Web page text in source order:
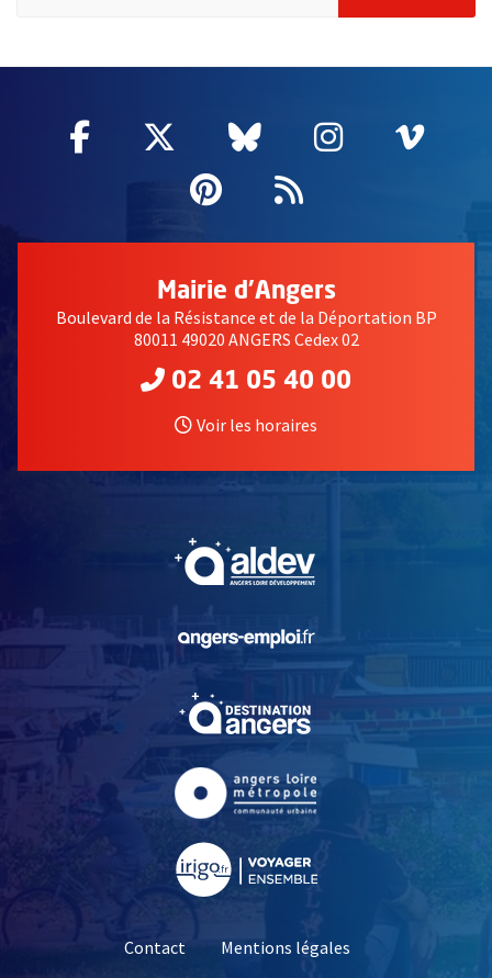
Facebook
, Ouvre une nouvelle fenêtre
Twitter
, Ouvre une nouvelle
Bluesky
, Ouvre une
Instagram
, Ouvre
,
Pinterest
, Ouvre une
Flux RSS
Mairie d'Angers
Boulevard de la Résistance et de la Déportation BP
80011 49020 ANGERS Cedex 02
02 41 05 40 00
Voir les horaires
, Ouvre une nouvelle
, Ouvre une nouvelle
Contact
Mentions légales